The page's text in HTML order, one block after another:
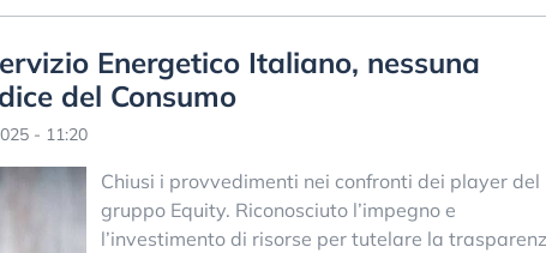
Energetico Italiano, nessuna
del Consumo
- 11:20
Chiusi i provvedimenti nei confronti dei player del
gruppo Equity. Riconosciuto l’impegno e
l’investimento di risorse per tutelare la